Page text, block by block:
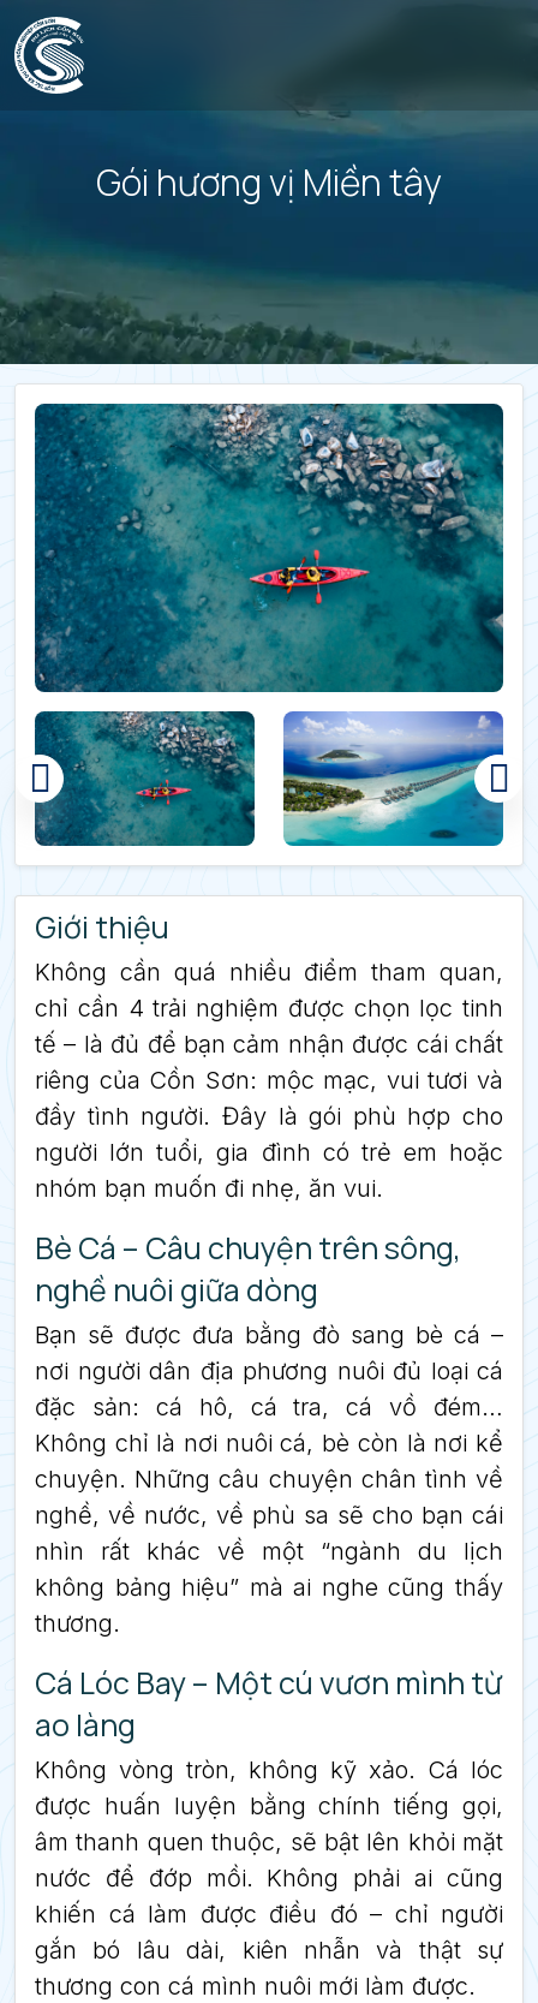
Gói hương vị Miền tây
Giới thiệu
Không cần quá nhiều điểm tham quan,
chỉ cần 4 trải nghiệm được chọn lọc tinh
tế – là đủ để bạn cảm nhận được cái chất
riêng của Cồn Sơn: mộc mạc, vui tươi và
đầy tình người. Đây là gói phù hợp cho
người lớn tuổi, gia đình có trẻ em hoặc
nhóm bạn muốn đi nhẹ, ăn vui.
Bè Cá – Câu chuyện trên sông,
nghề nuôi giữa dòng
Bạn sẽ được đưa bằng đò sang bè cá –
nơi người dân địa phương nuôi đủ loại cá
đặc sản: cá hô, cá tra, cá vồ đém…
Không chỉ là nơi nuôi cá, bè còn là nơi kể
chuyện. Những câu chuyện chân tình về
nghề, về nước, về phù sa sẽ cho bạn cái
nhìn rất khác về một “ngành du lịch
không bảng hiệu” mà ai nghe cũng thấy
thương.
Cá Lóc Bay – Một cú vươn mình từ
ao làng
Không vòng tròn, không kỹ xảo. Cá lóc
được huấn luyện bằng chính tiếng gọi,
âm thanh quen thuộc, sẽ bật lên khỏi mặt
nước để đớp mồi. Không phải ai cũng
khiến cá làm được điều đó – chỉ người
gắn bó lâu dài, kiên nhẫn và thật sự
thương con cá mình nuôi mới làm được.